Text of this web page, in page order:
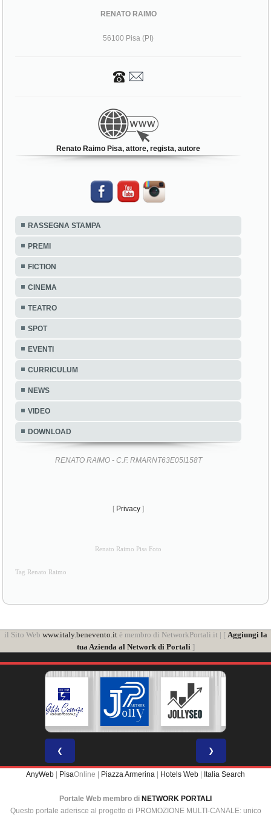
RENATO RAIMO
56100 Pisa (PI)
Renato Raimo Pisa, attore, regista, autore
RASSEGNA STAMPA
PREMI
FICTION
CINEMA
TEATRO
SPOT
EVENTI
CURRICULUM
NEWS
VIDEO
DOWNLOAD
RENATO RAIMO - C.F. RMARNT63E05I158T
[ Privacy ]
Renato Raimo Pisa Foto
Tag Renato Raimo
il Sito Web www.italy.benevento.itè membro di NetworkPortali.it | [ Aggiungi la
tua Azienda al Network di Portali]
❮ ❯
AnyWeb PisaOnline | Piazza Armerina Hotels Web Italia Search
Portale Web membro di NETWORK PORTALI
Questo portale aderisce al progetto di PROMOZIONE MULTI-CANALE: unico